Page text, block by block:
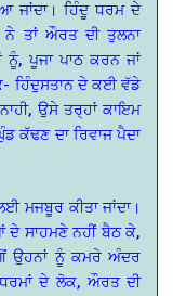
ਜਾਂਦਾ। ਹਿੰਦੂ ਧਰਮ ਦੇ
ਨੇ ਤਾਂ ਔਰਤ ਦੀ ਤੁਲਨਾ
ਪੂਜਾ ਪਾਠ ਕਰਨ ਜਾਂ
ਹਿੰਦੁਸਤਾਨ ਦੇ ਕਈ ਵੱਡੇ
ਉਸੇ ਤਰ੍ਹਾਂ ਕਾਇਮ
ਕੱਢਣ ਦਾ ਰਿਵਾਜ ਪੈਦਾ
ਮਜਬੂਰ ਕੀਤਾ ਜਾਂਦਾ।
ਸਾਹਮਣੇ ਨਹੀਂ ਬੈਠ ਕੇ,
ਉਹਨਾਂ ਨੂੰ ਕਮਰੇ ਅੰਦਰ
ਦੇ ਲੋਕ, ਔਰਤ ਦੀ